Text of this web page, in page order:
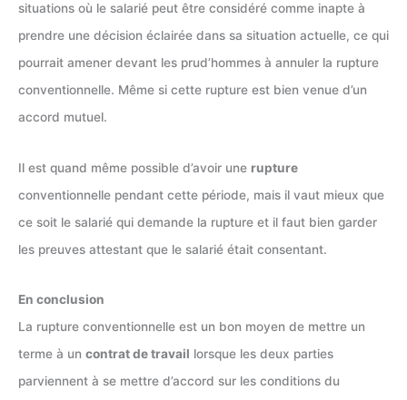
situations où le salarié peut être considéré comme inapte à
prendre une décision éclairée dans sa situation actuelle, ce qui
pourrait amener devant les prud’hommes à annuler la rupture
conventionnelle. Même si cette rupture est bien venue d’un
accord mutuel.
Il est quand même possible d’avoir une rupture
conventionnelle pendant cette période, mais il vaut mieux que
ce soit le salarié qui demande la rupture et il faut bien garder
les preuves attestant que le salarié était consentant.
En conclusion
La rupture conventionnelle est un bon moyen de mettre un
terme à un contrat de travail lorsque les deux parties
parviennent à se mettre d’accord sur les conditions du